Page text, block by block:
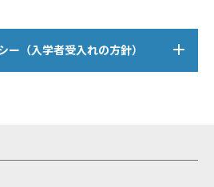
ー（入学者受入れの方針）